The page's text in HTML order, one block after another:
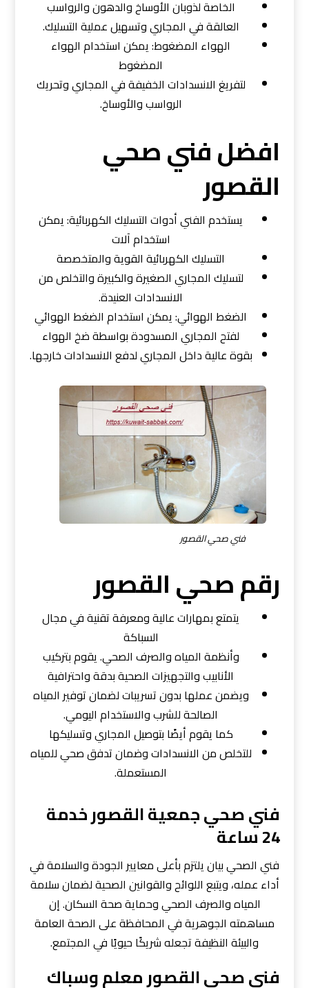
الخاصة لذوبان الأوساخ والدهون والرواسب
العالقة في المجاري وتسهيل عملية التسليك.
الهواء المضغوط: يمكن استخدام الهواء
المضغوط
لتفريغ الانسدادات الخفيفة في المجاري وتحريك
الرواسب والأوساخ.
افضل فني صحي
القصور
يستخدم الفني أدوات التسليك الكهربائية: يمكن
استخدام آلات
التسليك الكهربائية القوية والمتخصصة
لتسليك المجاري الصغيرة والكبيرة والتخلص من
الانسدادات العنيدة.
الضغط الهوائي: يمكن استخدام الضغط الهوائي
لفتح المجاري المسدودة بواسطة ضخ الهواء
بقوة عالية داخل المجاري لدفع الانسدادات خارجها.
فني صحي القصور
رقم صحي القصور
يتمتع بمهارات عالية ومعرفة تقنية في مجال
السباكة
وأنظمة المياه والصرف الصحي. يقوم بتركيب
الأنابيب والتجهيزات الصحية بدقة واحترافية
ويضمن عملها بدون تسريبات لضمان توفير المياه
الصالحة للشرب والاستخدام اليومي.
كما يقوم أيضًا بتوصيل المجاري وتسليكها
للتخلص من الانسدادات وضمان تدفق صحي للمياه
المستعملة.
فني صحي جمعية القصور خدمة
24 ساعة
فني الصحي بيان يلتزم بأعلى معايير الجودة والسلامة في
أداء عمله، ويتبع اللوائح والقوانين الصحية لضمان سلامة
المياه والصرف الصحي وحماية صحة السكان. إن
مساهمته الجوهرية في المحافظة على الصحة العامة
والبيئة النظيفة تجعله شريكًا حيويًا في المجتمع.
فني صحي القصور معلم وسباك